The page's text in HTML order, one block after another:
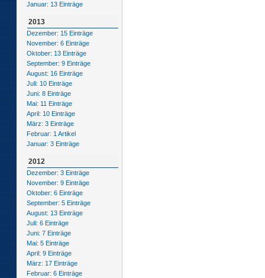
Januar: 13 Einträge
2013
Dezember: 15 Einträge
November: 6 Einträge
Oktober: 13 Einträge
September: 9 Einträge
August: 16 Einträge
Juli: 10 Einträge
Juni: 8 Einträge
Mai: 11 Einträge
April: 10 Einträge
März: 3 Einträge
Februar: 1 Artikel
Januar: 3 Einträge
2012
Dezember: 3 Einträge
November: 9 Einträge
Oktober: 6 Einträge
September: 5 Einträge
August: 13 Einträge
Juli: 6 Einträge
Juni: 7 Einträge
Mai: 5 Einträge
April: 9 Einträge
März: 17 Einträge
Februar: 6 Einträge